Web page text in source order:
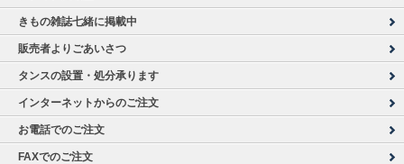
きもの雑誌七緒に掲載中
販売者よりごあいさつ
タンスの設置・処分承ります
インターネットからのご注文
お電話でのご注文
FAXでのご注文